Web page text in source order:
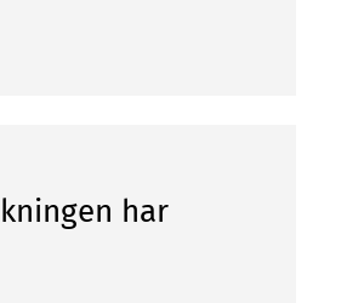
har